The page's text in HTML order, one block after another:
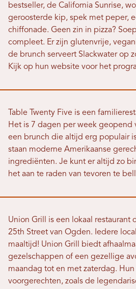
bestseller, de California Sunrise,
geroosterde kip, spek met peper,
chiffonade. Geen zin in pizza?
compleet. Er zijn glutenvrije,
de brunch serveert Slackwater op
Kijk op hun website voor het
Table Twenty Five is een
Het is 7 dagen per week geopend
een brunch die altijd erg populair
staan ​​moderne Amerikaanse
ingrediënten. Je kunt er altijd zo
het aan te raden van tevoren te
Union Grill is een lokaal
25th Street van Ogden. Iedere
maaltijd! Union Grill biedt
gezelschappen of een gezellige
maandag tot en met zaterdag.
voorgerechten, zoals de